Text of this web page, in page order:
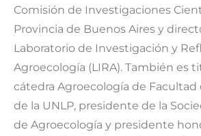
Comisión de Investigaciones
Provincia de Buenos Aires y
Laboratorio de Investigación y
Agroecología (LIRA). También es
cátedra Agroecología de
de la UNLP, presidente de la
de Agroecología y presidente